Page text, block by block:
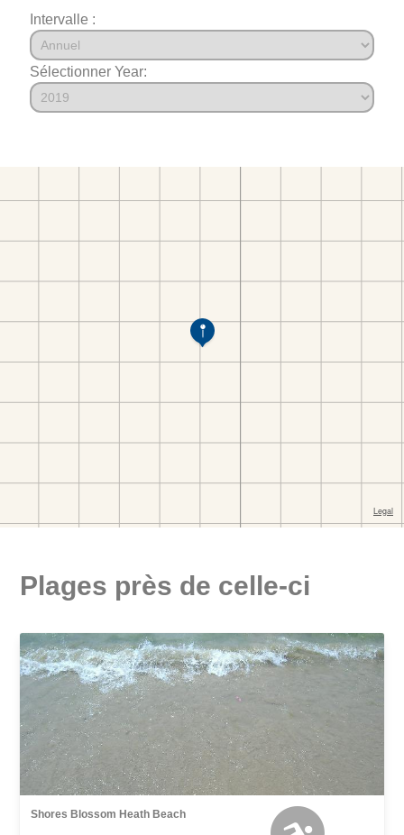
Intervalle :
Sélectionner Year:
Plages près de celle-ci
Shores Blossom Heath Beach